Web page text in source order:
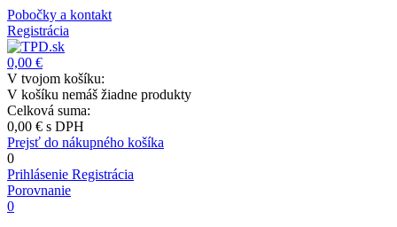
Pobočky a kontakt
Registrácia
0,00 €
V tvojom košíku:
V košíku nemáš žiadne produkty
Celková suma:
0,00 € s DPH
Prejsť do nákupného košíka
0
Prihlásenie Registrácia
Porovnanie
0